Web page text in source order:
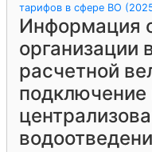
тарифов в сфере ВО
Информация
организации
расчетной
подключение